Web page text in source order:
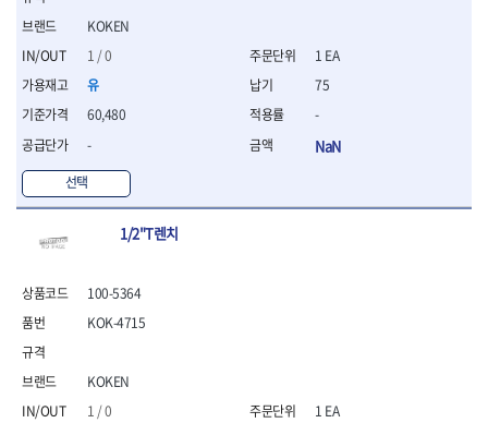
- 토크드라이버
- 포지비트소켓
- 임팩포지비트소켓
플라이어,몽키,스패너
- 플라이어
- 니퍼
- 롱노우즈
- 케이블커터
- 니퍼 외
- 공구함세트
- 콤비네이션렌치
KOKEN
1 / 0
유
60,480
-
선택
1 EA
75
-
NaN
1/2"T렌치
100-5364
KOKEN
1 / 0
KOK-4715
1 EA